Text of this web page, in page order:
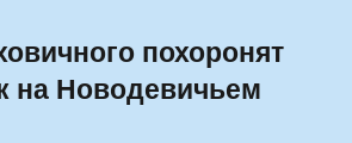
похоронят
на Новодевичьем